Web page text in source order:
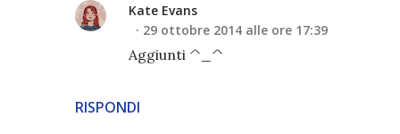
RISPONDI
Kate Evans
29 ottobre 2014 alle ore 17:39
Aggiunti ^_^